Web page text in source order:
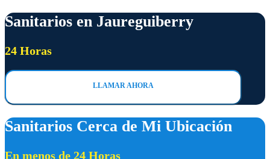
Sanitarios en Jaureguiberry
24 Horas
LLAMAR AHORA
Sanitarios Cerca de Mi Ubicación
En menos de 24 Horas